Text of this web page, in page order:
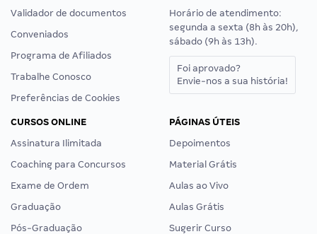
Validador de documentos
Conveniados
Programa de Afiliados
Trabalhe Conosco
Preferências de Cookies
Horário de atendimento:
segunda a sexta (8h às 20h),
sábado (9h às 13h).
Foi aprovado?
Envie-nos a sua história!
CURSOS ONLINE
Assinatura Ilimitada
Coaching para Concursos
Exame de Ordem
Graduação
Pós-Graduação
PÁGINAS ÚTEIS
Depoimentos
Material Grátis
Aulas ao Vivo
Aulas Grátis
Sugerir Curso